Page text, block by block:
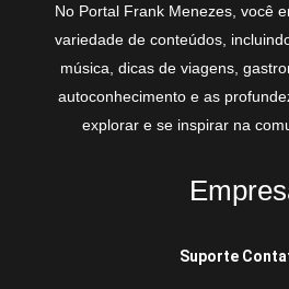
No Portal Frank Menezes, você
variedade de conteúdos,
música, dicas de viagens,
autoconhecimento e as
explorar e se inspirar na
Suporte